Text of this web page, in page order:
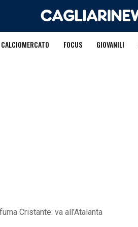
CALCIOMERCATO FOCUS GIOVANILI
Cristante: va all’Atalanta